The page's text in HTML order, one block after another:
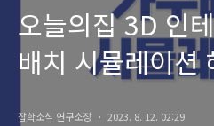
오늘의집 3D 인
배치 시뮬레이션
잡학소식 연구소장 2023. 8. 12. 02:29